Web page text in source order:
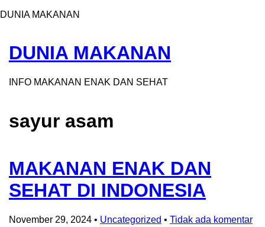
DUNIA MAKANAN
DUNIA MAKANAN
INFO MAKANAN ENAK DAN SEHAT
sayur asam
MAKANAN ENAK DAN
SEHAT DI INDONESIA
November 29, 2024 • Uncategorized • Tidak ada komentar